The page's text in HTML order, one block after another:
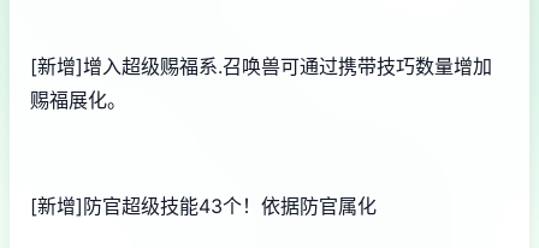
[新增]增入超级赐福系.召唤兽可通过携带技巧数量增加
赐福展化。
[新增]防官超级技能43个！依据防官属化